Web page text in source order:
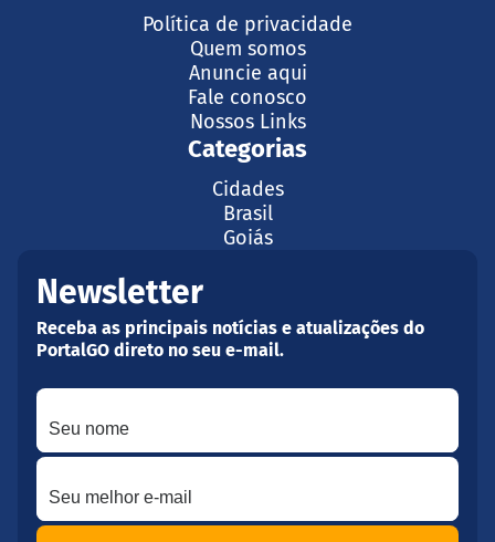
Política de privacidade
Quem somos
Anuncie aqui
Fale conosco
Nossos Links
Categorias
Cidades
Brasil
Goiás
Newsletter
Receba as principais notícias e atualizações do
PortalGO direto no seu e-mail.
Seu nome
Seu melhor e-mail